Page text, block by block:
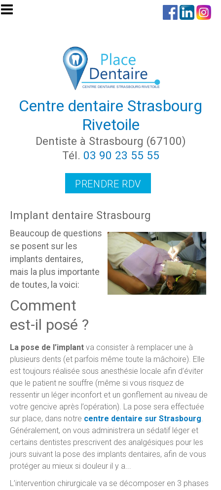
Aller au contenu principal
Centre dentaire Strasbourg
Rivetoile
Dentiste à Strasbourg (67100)
Tél. 03 90 23 55 55
PRENDRE RDV
Implant dentaire Strasbourg
Beaucoup de questions
se posent sur les
implants dentaires,
mais la plus importante
de toutes, la voici:
Comment
est-il posé ?
La pose de l’implant va consister à remplacer une à
plusieurs dents (et parfois même toute la mâchoire). Elle
est toujours réalisée sous anesthésie locale afin d’éviter
que le patient ne souffre (même si vous risquez de
ressentir un léger inconfort et un gonflement au niveau de
votre gencive après l’opération). La pose sera effectuée
sur place, dans notre centre dentaire sur Strasbourg.
Généralement, on vous administrera un sédatif léger et
certains dentistes prescrivent des analgésiques pour les
jours suivant la pose des implants dentaires, afin de vous
protéger au mieux si douleur il y a...
L’intervention chirurgicale va se décomposer en 3 phases